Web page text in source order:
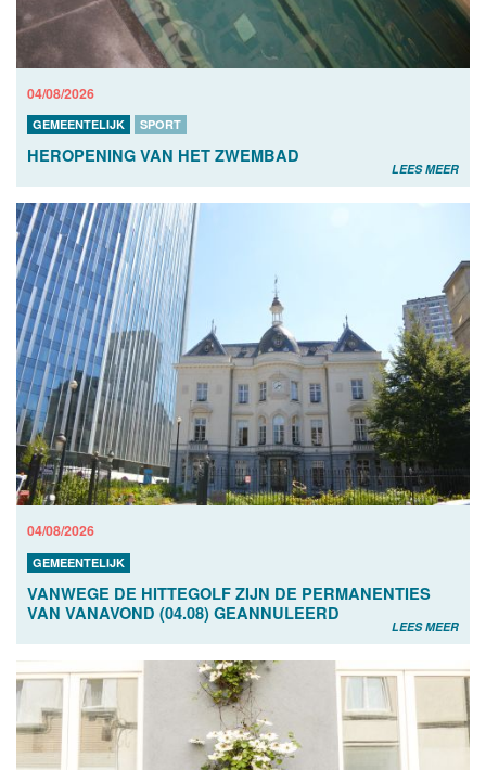
04/08/2026
GEMEENTELIJK SPORT
HEROPENING VAN HET ZWEMBAD
LEES MEER
04/08/2026
GEMEENTELIJK
VANWEGE DE HITTEGOLF ZIJN DE PERMANENTIES
VAN VANAVOND (04.08) GEANNULEERD
LEES MEER